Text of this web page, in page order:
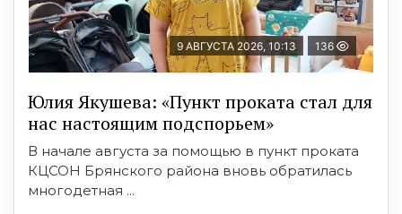
9 АВГУСТА 2026, 10:13 136
Юлия Якушева: «Пункт проката стал для
нас настоящим подспорьем»
В начале августа за помощью в пункт проката
КЦСОН Брянского района вновь обратилась
многодетная ...